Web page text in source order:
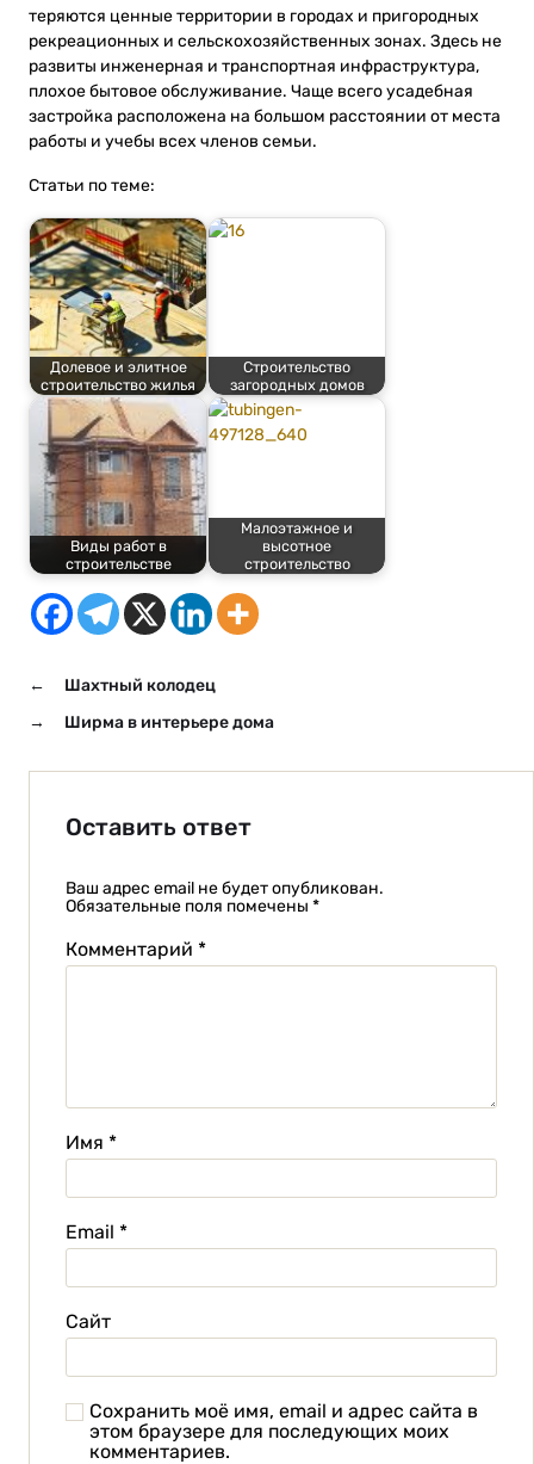
теряются ценные территории в городах и пригородных
рекреационных и сельскохозяйственных зонах. Здесь не
развиты инженерная и транспортная инфраструктура,
плохое бытовое обслуживание. Чаще всего усадебная
застройка расположена на большом расстоянии от места
работы и учебы всех членов семьи.
Статьи по теме:
Долевое и элитное
строительство жилья
Строительство
загородных домов
Виды работ в
строительстве
Малоэтажное и
высотное
строительство
←
Шахтный колодец
→
Ширма в интерьере дома
Оставить ответ
Ваш адрес email не будет опубликован.
Обязательные поля помечены *
Комментарий *
Имя *
Email *
Сайт
Сохранить моё имя, email и адрес сайта в
этом браузере для последующих моих
комментариев.